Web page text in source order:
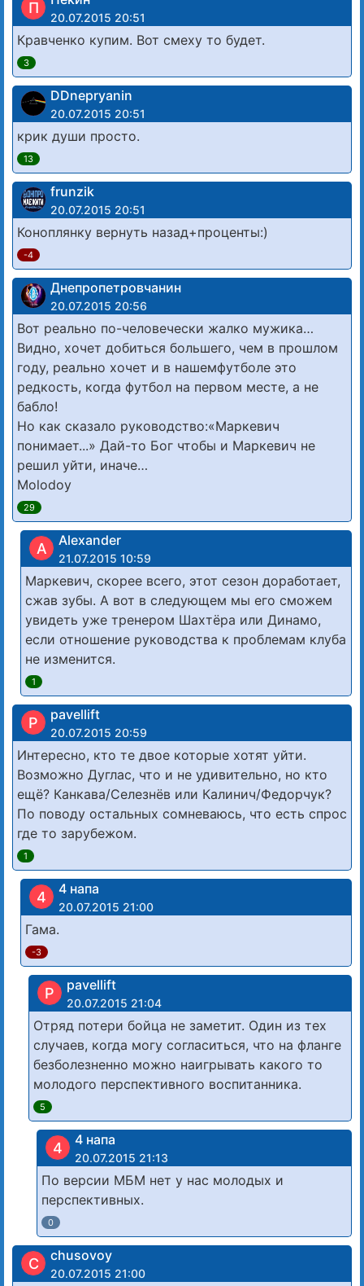
П
20.07.2015 20:51
Кравченко купим. Вот смеху то будет.
3
DDnepryanin
20.07.2015 20:51
крик души просто.
13
frunzik
20.07.2015 20:51
Коноплянку вернуть назад+проценты:)
-4
Днепропетровчанин
20.07.2015 20:56
Вот реально по-человечески жалко мужика…
Видно, хочет добиться большего, чем в прошлом
году, реально хочет и в нашемфутболе это
редкость, когда футбол на первом месте, а не
бабло!
Но как сказало руководство:«Маркевич
понимает...» Дай-то Бог чтобы и Маркевич не
решил уйти, иначе…
Molodoy
29
A Alexander
21.07.2015 10:59
Маркевич, скорее всего, этот сезон доработает,
сжав зубы. А вот в следующем мы его сможем
увидеть уже тренером Шахтёра или Динамо,
если отношение руководства к проблемам клуба
не изменится.
1
P pavellift
20.07.2015 20:59
Интересно, кто те двое которые хотят уйти.
Возможно Дуглас, что и не удивительно, но кто
ещё? Канкава/Селезнёв или Калинич/Федорчук?
По поводу остальных сомневаюсь, что есть спрос
где то зарубежом.
1
4 4 напа
20.07.2015 21:00
Гама.
-3
P pavellift
20.07.2015 21:04
Отряд потери бойца не заметит. Один из тех
случаев, когда могу согласиться, что на фланге
безболезненно можно наигрывать какого то
молодого перспективного воспитанника.
5
4 4 напа
20.07.2015 21:13
По версии МБМ нет у нас молодых и
перспективных.
0
C chusovoy
20.07.2015 21:00